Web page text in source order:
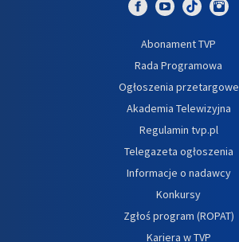
Abonament TVP
Rada Programowa
Ogłoszenia przetargowe
Akademia Telewizyjna
Regulamin tvp.pl
Telegazeta ogłoszenia
Informacje o nadawcy
Konkursy
Zgłoś program (ROPAT)
Kariera w TVP